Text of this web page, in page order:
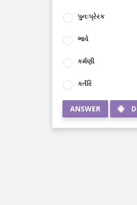
પુનઃપ્રેરક
ભાવે
કર્મણી
કર્તરિ
ANSWER